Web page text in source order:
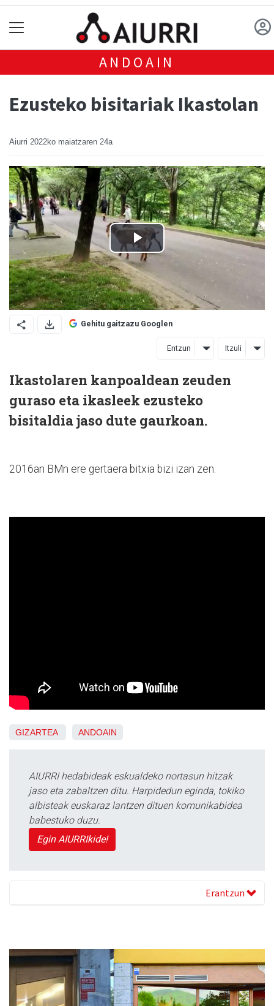
ANDOAIN
Ezusteko bisitariak Ikastolan
Aiurri 2022ko maiatzaren 24a
Gehitu gaitzazu Googlen
Entzun Itzuli
Ikastolaren kanpoaldean zeuden
guraso eta ikasleek ezusteko
bisitaldia jaso dute gaurkoan.
2016an BMn ere gertaera bitxia bizi izan zen:
GIZARTEA ANDOAIN
AIURRI hedabideak eskualdeko nortasun hitzak
jaso eta zabaltzen ditu. Harpidedun eginda, tokiko
albisteak euskaraz lantzen dituen komunikabidea
babestuko duzu.
Egin AIURRIkide!
Erantzun